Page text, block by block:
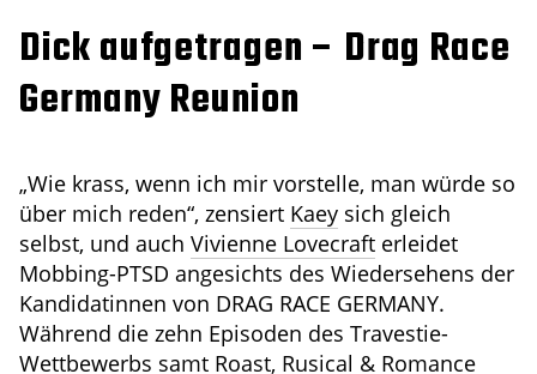
Dick aufgetragen – Drag Race
Germany Reunion
„Wie krass, wenn ich mir vorstelle, man würde so
über mich reden“, zensiert Kaey sich gleich
selbst, und auch Vivienne Lovecraft erleidet
Mobbing-PTSD angesichts des Wiedersehens der
Kandidatinnen von DRAG RACE GERMANY.
Während die zehn Episoden des Travestie-
Wettbewerbs samt Roast, Rusical & Romance